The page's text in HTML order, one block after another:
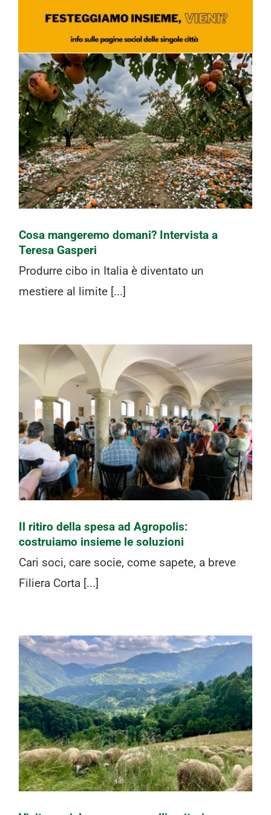
Cosa mangeremo domani? Intervista
a Teresa Gasperi
Cosa mangeremo domani? Intervista a
Teresa Gasperi
Produrre cibo in Italia è diventato un
mestiere al limite [...]
Il ritiro della spesa ad Agropolis:
costruiamo insieme le soluzioni
Il ritiro della spesa ad Agropolis:
costruiamo insieme le soluzioni
Cari soci, care socie, come sapete, a breve
Filiera Corta [...]
Visita sociale con pranzo
all’agriturismo di Davide e Simona
Bianchessi